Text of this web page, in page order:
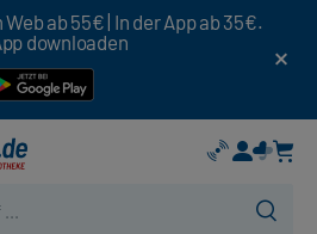
ab 55€ | In der App ab 35€.
downloaden